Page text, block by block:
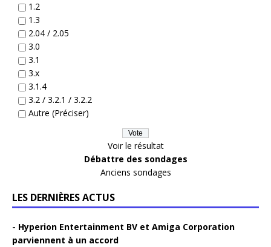
1.2
1.3
2.04 / 2.05
3.0
3.1
3.x
3.1.4
3.2 / 3.2.1 / 3.2.2
Autre (Préciser)
Voir le résultat
Débattre des sondages
Anciens sondages
LES DERNIÈRES ACTUS
Hyperion Entertainment BV et Amiga Corporation
parviennent à un accord